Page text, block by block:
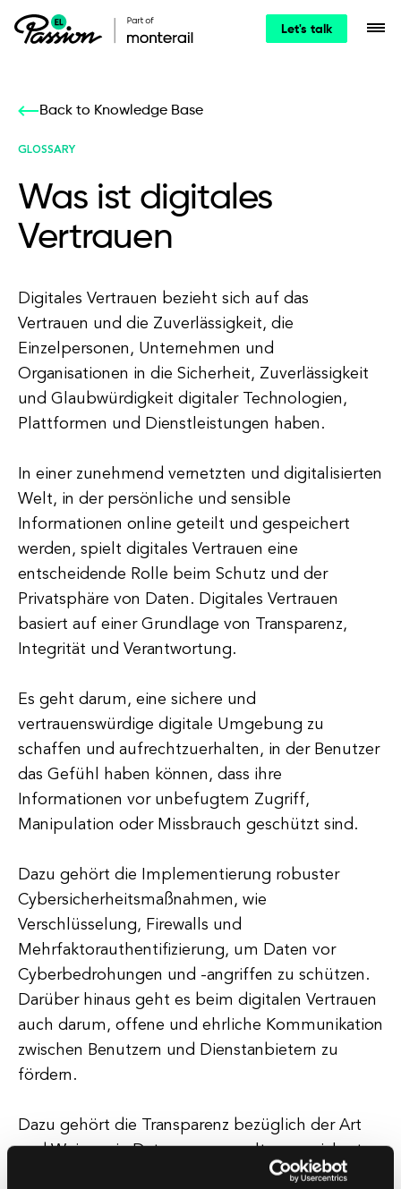
Let's talk
Back to Knowledge Base
GLOSSARY
Was ist digitales
Vertrauen
Digitales Vertrauen bezieht sich auf das
Vertrauen und die Zuverlässigkeit, die
Einzelpersonen, Unternehmen und
Organisationen in die Sicherheit, Zuverlässigkeit
und Glaubwürdigkeit digitaler Technologien,
Plattformen und Dienstleistungen haben.
In einer zunehmend vernetzten und digitalisierten
Welt, in der persönliche und sensible
Informationen online geteilt und gespeichert
werden, spielt digitales Vertrauen eine
entscheidende Rolle beim Schutz und der
Privatsphäre von Daten. Digitales Vertrauen
basiert auf einer Grundlage von Transparenz,
Integrität und Verantwortung.
Es geht darum, eine sichere und
vertrauenswürdige digitale Umgebung zu
schaffen und aufrechtzuerhalten, in der Benutzer
das Gefühl haben können, dass ihre
Informationen vor unbefugtem Zugriff,
Manipulation oder Missbrauch geschützt sind.
Dazu gehört die Implementierung robuster
Cybersicherheitsmaßnahmen, wie
Verschlüsselung, Firewalls und
Mehrfaktorauthentifizierung, um Daten vor
Cyberbedrohungen und -angriffen zu schützen.
Darüber hinaus geht es beim digitalen Vertrauen
auch darum, offene und ehrliche Kommunikation
zwischen Benutzern und Dienstanbietern zu
fördern.
Dazu gehört die Transparenz bezüglich der Art
und Weise, wie Daten gesammelt, gespeichert
und verwendet werden, sowie die Bereitstellung